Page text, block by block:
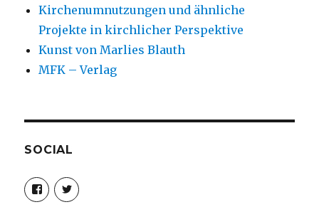
Kirchenumnutzungen und ähnliche
Projekte in kirchlicher Perspektive
Kunst von Marlies Blauth
MFK – Verlag
SOCIAL
Profil
von
christoph.fleischer1
Profil
von
ChristophFl